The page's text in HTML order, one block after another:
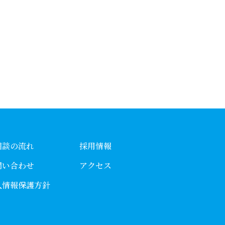
談の流れ
合わせ
情報保護方針
採用情報
アクセス